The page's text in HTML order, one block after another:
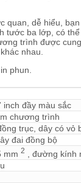
dễ hiểu,
tước ba lớp, có
trình được
nhau.
phun.
inch đầy màu sắc
chương trình
trục, dây có vỏ
đai đồng bộ
mm 2
, đường kính